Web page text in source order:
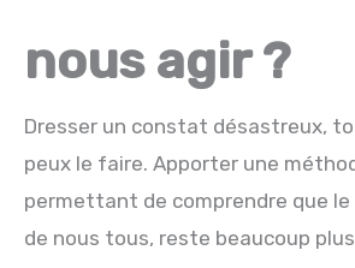
nous agir ?
Dresser un constat désastreux,
peux le faire. Apporter une
permettant de comprendre que
de nous tous, reste beaucoup